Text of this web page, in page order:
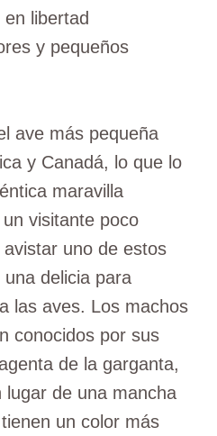
libertad
y pequeños
ave más pequeña
y Canadá, lo que lo
maravilla
visitante poco
uno de estos
delicia para
las aves. Los machos
conocidos por sus
de la garganta,
de una mancha
un color más